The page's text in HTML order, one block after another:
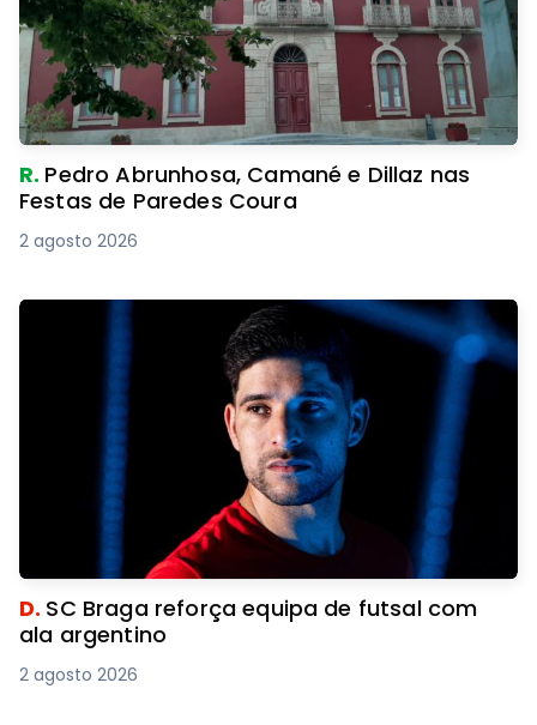
R. Pedro Abrunhosa, Camané e Dillaz nas
Festas de Paredes Coura
2 agosto 2026
D. SC Braga reforça equipa de futsal com
ala argentino
2 agosto 2026